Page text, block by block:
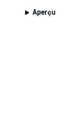
Aperçu